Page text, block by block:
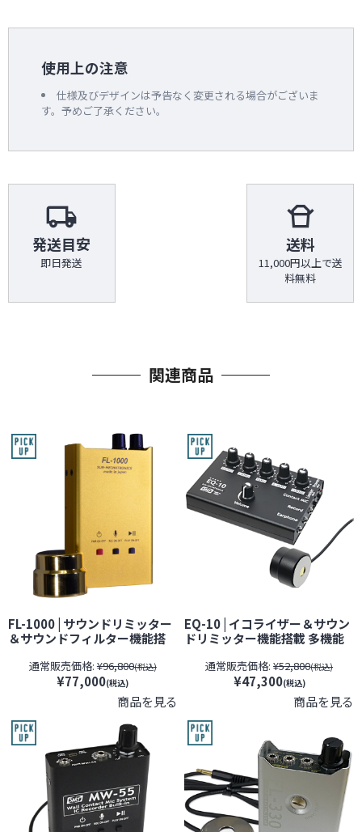
使用上の注意
仕様及びデザインは予告なく変更される場合がございま
す。予めご了承ください。
local_shipping
発送目安
即日発送
takeout_dining
送料
11,000円以上で送
料無料
関連商品
FL-1000 | サウンドリミッター
＆サウンドフィルター機能搭
音質コンクリートマイク
【SALE】【すぐ発(即日発
送)】【サンメカトロニクス】
【壁マイク】【期間限定】[期
間：～2026年8月31日]
通常販売価格: ¥96,800(税込)
¥77,000(税込)
商品を見る
EQ-10 | イコライザー＆サウン
ドリミッター機能搭載 多機能
【すぐ発(即日発送)】【サンメ
カトロニクス】【壁マイク】
【期間限定】[期間：～2026年
通常販売価格: ¥52,800(税込)
¥47,300(税込)
商品を見る